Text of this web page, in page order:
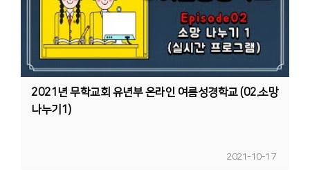
2021년 무학교회 유년부 온라인 여름성경학교 (02.소망
나누기1)
2021-10-17